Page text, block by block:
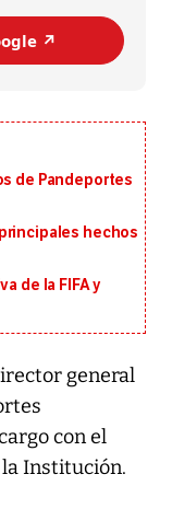
↗️
de Pandeportes
hechos
de la FIFA y
general
con el
Institución.